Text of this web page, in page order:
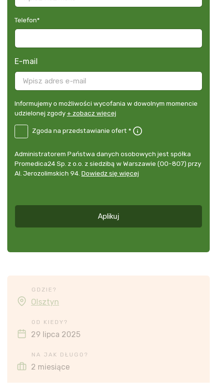
Telefon*
E-mail
Informujemy
o
wycofania
dowolnym
momencie
udzielonej
Informujemy o możliwości wycofania w dowolnym momencie
udzielonej zgody+ zobacz więcej
PL
przedstawianie
Zgoda na przedstawianie ofert *
Administrator
danych
osobowych
Administratorem Państwa danych osobowych jest spółka
Promedica24 Sp. z o.o. z siedzibą w Warszawie (00-807) przy
Al. Jerozolimskich 94. Dowiedz się więcej
Aplikuj
GDZIE?
Olsztyn
OD KIEDY?
29 lipca 2025
NA JAK DŁUGO?
2 miesiące